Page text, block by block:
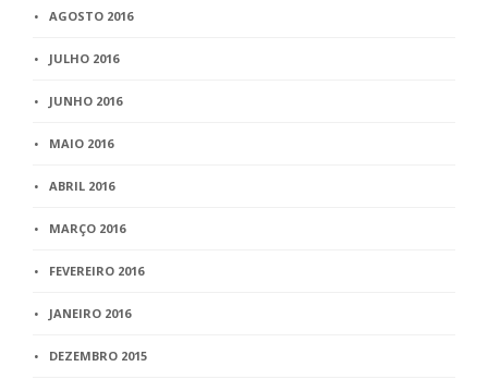
AGOSTO 2016
JULHO 2016
JUNHO 2016
MAIO 2016
ABRIL 2016
MARÇO 2016
FEVEREIRO 2016
JANEIRO 2016
DEZEMBRO 2015